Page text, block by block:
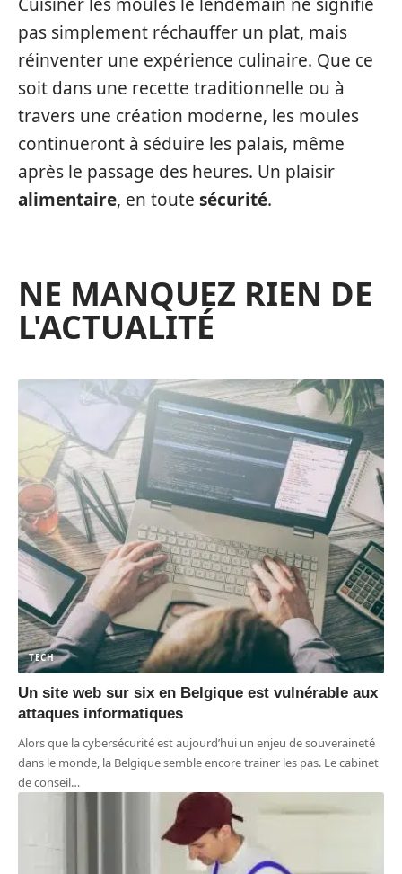
Cuisiner les moules le lendemain ne signifie
pas simplement réchauffer un plat, mais
réinventer une expérience culinaire. Que ce
soit dans une recette traditionnelle ou à
travers une création moderne, les moules
continueront à séduire les palais, même
après le passage des heures. Un plaisir
alimentaire, en toute sécurité.
NE MANQUEZ RIEN DE
L'ACTUALITÉ
TECH
Un site web sur six en Belgique est vulnérable aux
attaques informatiques
Alors que la cybersécurité est aujourd’hui un enjeu de souveraineté
dans le monde, la Belgique semble encore trainer les pas. Le cabinet
de conseil…